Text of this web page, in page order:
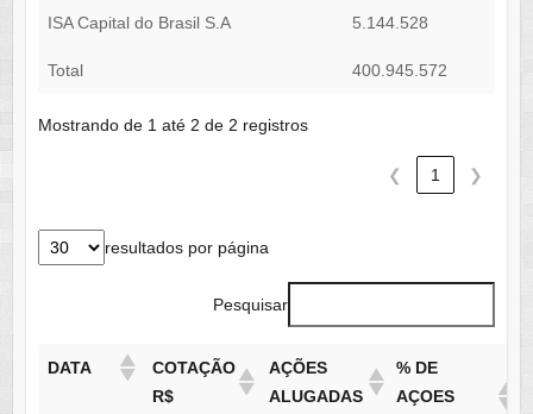
ISA Capital do Brasil S.A 5.144.528
Total 400.945.572
Mostrando de 1 até 2 de 2 registros
❮ 1 ❯
resultados por página
Pesquisar
DATA
COTAÇÃO
R$
AÇÕES
ALUGADAS
% DE
AÇOES